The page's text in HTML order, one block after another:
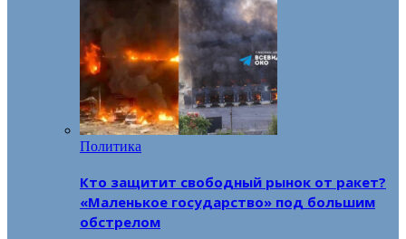
Политика
Кто защитит свободный рынок от ракет?
«Маленькое государство» под большим
обстрелом